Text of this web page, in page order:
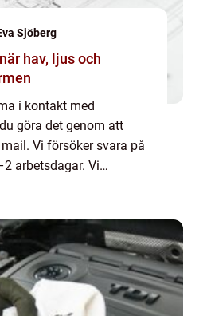
Sjöberg
i kontakt med
göra det genom att
Vi försöker svara på
arbetsdagar. Vi